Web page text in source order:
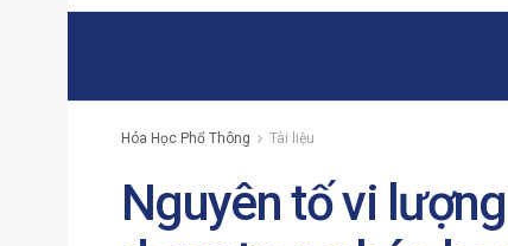
Hóa Học Phổ Thông Tài liệu
Nguyên tố vi